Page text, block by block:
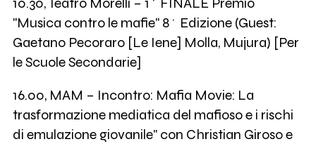
"Musica contro le mafie" 8^ Edizione (Guest:
Gaetano Pecoraro [Le Iene] Molla, Mujura) [Per
le Scuole Secondarie]
16.00, MAM – Incontro: Mafia Movie: La
trasformazione mediatica del mafioso e i rischi
di emulazione giovanile" con Christian Giroso e